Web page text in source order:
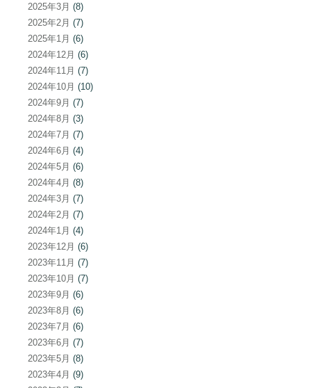
2025年3月 (8)
2025年2月 (7)
2025年1月 (6)
2024年12月 (6)
2024年11月 (7)
2024年10月 (10)
2024年9月 (7)
2024年8月 (3)
2024年7月 (7)
2024年6月 (4)
2024年5月 (6)
2024年4月 (8)
2024年3月 (7)
2024年2月 (7)
2024年1月 (4)
2023年12月 (6)
2023年11月 (7)
2023年10月 (7)
2023年9月 (6)
2023年8月 (6)
2023年7月 (6)
2023年6月 (7)
2023年5月 (8)
2023年4月 (9)